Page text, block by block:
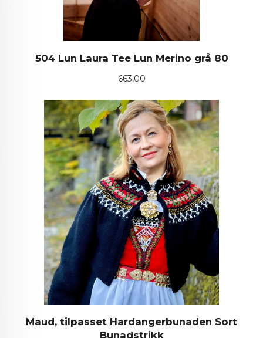
504 Lun Laura Tee Lun Merino grå 80
Pris
663,00
Maud, tilpasset Hardangerbunaden Sort
Bunadstrikk